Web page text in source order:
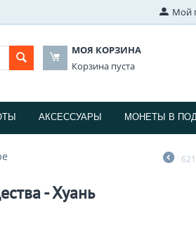
Мой
МОЯ КОРЗИНА
Корзина пуста
АКСЕССУАРЫ МОНЕТЫ В
621
- Хуань